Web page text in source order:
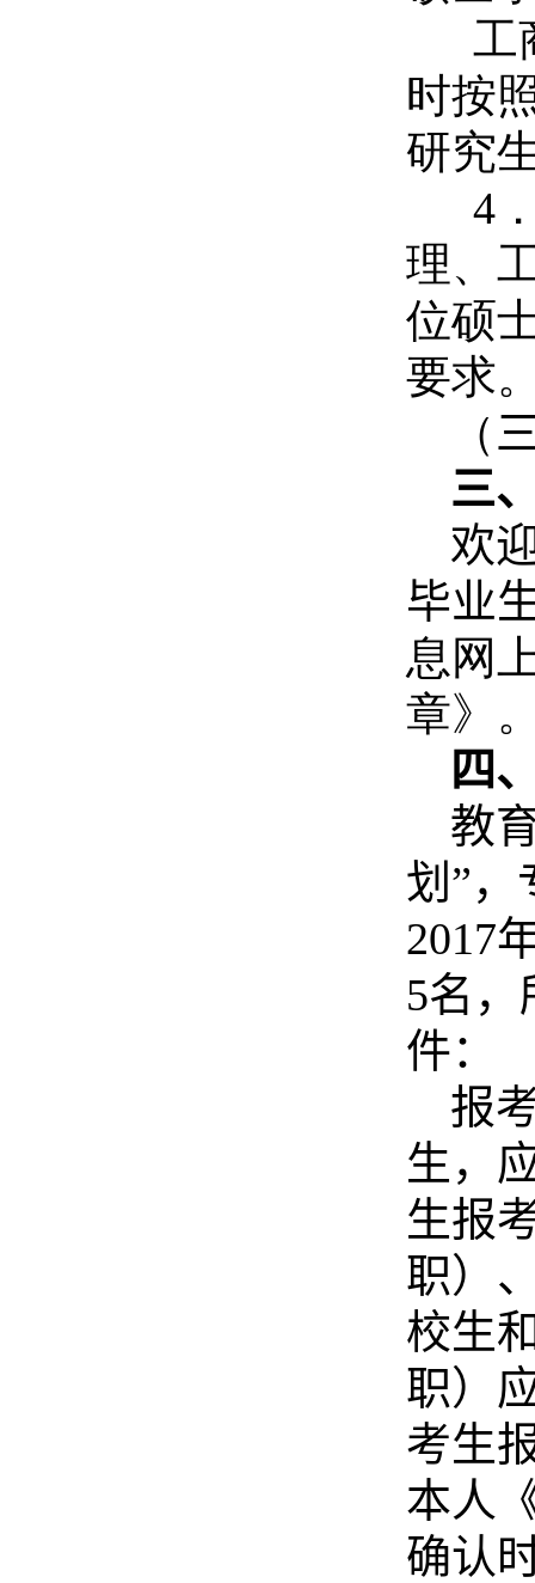
工
时按
研究
4
理、
位硕
要求
（
三
欢
毕业
息网
章》
四
教
划”，
2017
5名，
件：
报
生，
生报
职）
校生
职）
考生
本人
确认